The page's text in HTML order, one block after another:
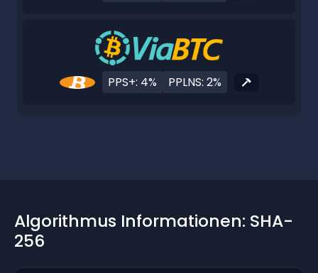
PPS+: 4% PPLNS: 2%
Algorithmus Informationen: SHA-
256